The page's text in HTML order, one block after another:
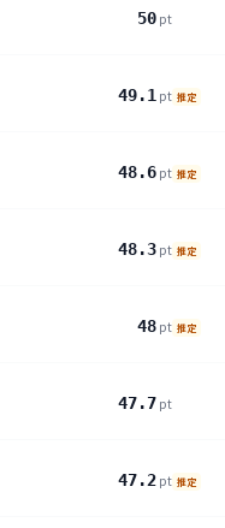
50 pt
49.1 pt 推定
48.6 pt 推定
48.3 pt 推定
48 pt 推定
47.7 pt
47.2 pt 推定